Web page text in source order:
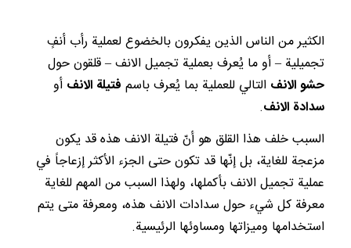
الكثير من الناس الذين يفكرون بالخضوع لعملية رأب أنفٍ
تجميلية – أو ما يُعرف بعملية تجميل الانف – قلقون حول
حشو الانف التالي للعملية بما يُعرف باسم فتيلة الانف أو
سدادة الانف.
السبب خلف هذا القلق هو أنّ فتيلة الانف هذه قد يكون
مزعجة للغاية، بل إنّها قد تكون حتى الجزء الأكثر إزعاجاً في
عملية تجميل الانف بأكملها، ولهذا السبب من المهم للغاية
معرفة كل شيء حول سدادات الانف هذه، ومعرفة متى يتم
استخدامها وميزاتها ومساوئها الرئيسية.